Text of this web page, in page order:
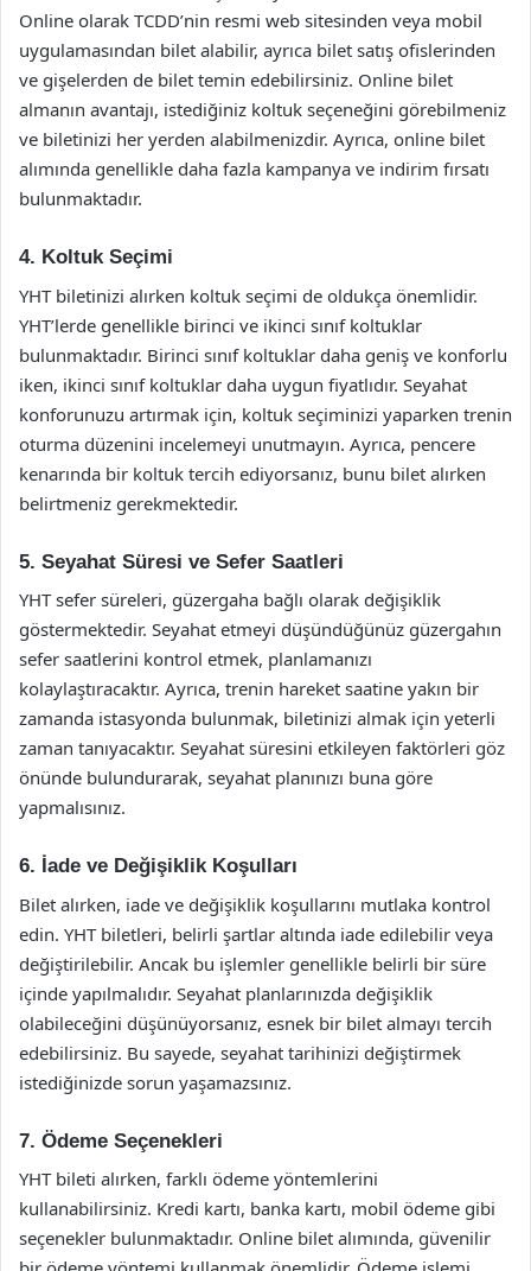
Online olarak TCDD’nin resmi web sitesinden veya mobil
uygulamasından bilet alabilir, ayrıca bilet satış ofislerinden
ve gişelerden de bilet temin edebilirsiniz. Online bilet
almanın avantajı, istediğiniz koltuk seçeneğini görebilmeniz
ve biletinizi her yerden alabilmenizdir. Ayrıca, online bilet
alımında genellikle daha fazla kampanya ve indirim fırsatı
bulunmaktadır.
4. Koltuk Seçimi
YHT biletinizi alırken koltuk seçimi de oldukça önemlidir.
YHT’lerde genellikle birinci ve ikinci sınıf koltuklar
bulunmaktadır. Birinci sınıf koltuklar daha geniş ve konforlu
iken, ikinci sınıf koltuklar daha uygun fiyatlıdır. Seyahat
konforunuzu artırmak için, koltuk seçiminizi yaparken trenin
oturma düzenini incelemeyi unutmayın. Ayrıca, pencere
kenarında bir koltuk tercih ediyorsanız, bunu bilet alırken
belirtmeniz gerekmektedir.
5. Seyahat Süresi ve Sefer Saatleri
YHT sefer süreleri, güzergaha bağlı olarak değişiklik
göstermektedir. Seyahat etmeyi düşündüğünüz güzergahın
sefer saatlerini kontrol etmek, planlamanızı
kolaylaştıracaktır. Ayrıca, trenin hareket saatine yakın bir
zamanda istasyonda bulunmak, biletinizi almak için yeterli
zaman tanıyacaktır. Seyahat süresini etkileyen faktörleri göz
önünde bulundurarak, seyahat planınızı buna göre
yapmalısınız.
6. İade ve Değişiklik Koşulları
Bilet alırken, iade ve değişiklik koşullarını mutlaka kontrol
edin. YHT biletleri, belirli şartlar altında iade edilebilir veya
değiştirilebilir. Ancak bu işlemler genellikle belirli bir süre
içinde yapılmalıdır. Seyahat planlarınızda değişiklik
olabileceğini düşünüyorsanız, esnek bir bilet almayı tercih
edebilirsiniz. Bu sayede, seyahat tarihinizi değiştirmek
istediğinizde sorun yaşamazsınız.
7. Ödeme Seçenekleri
YHT bileti alırken, farklı ödeme yöntemlerini
kullanabilirsiniz. Kredi kartı, banka kartı, mobil ödeme gibi
seçenekler bulunmaktadır. Online bilet alımında, güvenilir